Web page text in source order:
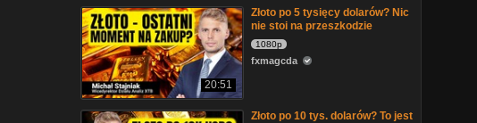
20:51
Złoto po 5 tysięcy dolarów? Nic
nie stoi na przeszkodzie
1080p
fxmagcda
Złoto po 10 tys. dolarów? To jest